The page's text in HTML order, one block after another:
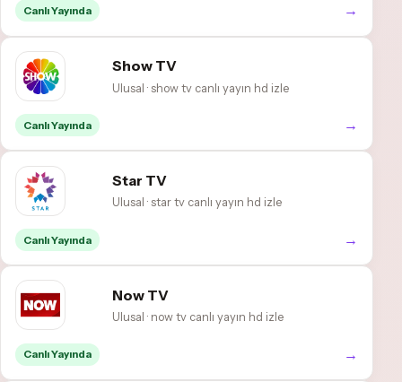
Canlı Yayında →
Show TV
Ulusal · show tv canlı yayın hd izle
Canlı Yayında →
Star TV
Ulusal · star tv canlı yayın hd izle
Canlı Yayında →
Now TV
Ulusal · now tv canlı yayın hd izle
Canlı Yayında →